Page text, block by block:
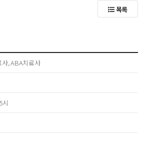
목록
, ABA치료사
시